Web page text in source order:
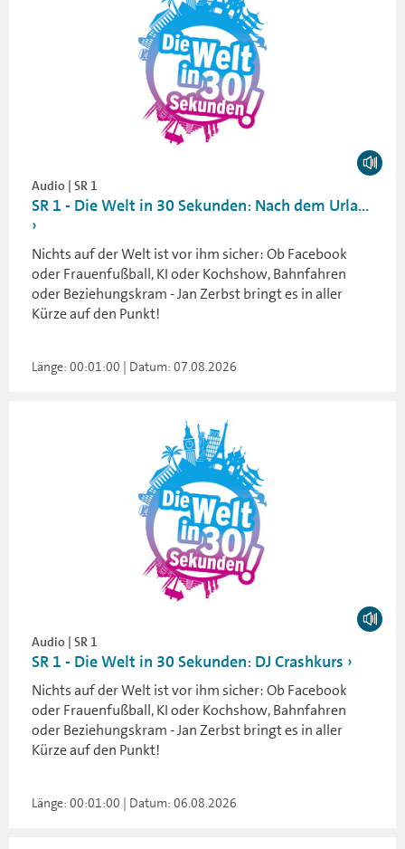
Audio | SR 1
SR 1 - Die Welt in 30 Sekunden: Nach dem Urla...
Nichts auf der Welt ist vor ihm sicher: Ob Facebook
oder Frauenfußball, KI oder Kochshow, Bahnfahren
oder Beziehungskram - Jan Zerbst bringt es in aller
Kürze auf den Punkt!
Länge: 00:01:00 | Datum: 07.08.2026
Audio | SR 1
SR 1 - Die Welt in 30 Sekunden: DJ Crashkurs
Nichts auf der Welt ist vor ihm sicher: Ob Facebook
oder Frauenfußball, KI oder Kochshow, Bahnfahren
oder Beziehungskram - Jan Zerbst bringt es in aller
Kürze auf den Punkt!
Länge: 00:01:00 | Datum: 06.08.2026